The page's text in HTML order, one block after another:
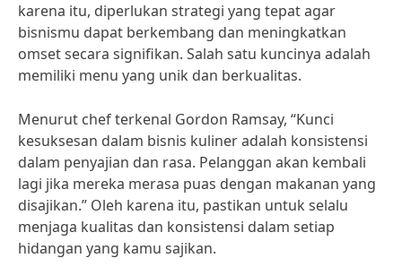
karena itu, diperlukan strategi yang tepat agar
bisnismu dapat berkembang dan meningkatkan
omset secara signifikan. Salah satu kuncinya adalah
memiliki menu yang unik dan berkualitas.
Menurut chef terkenal Gordon Ramsay, “Kunci
kesuksesan dalam bisnis kuliner adalah konsistensi
dalam penyajian dan rasa. Pelanggan akan kembali
lagi jika mereka merasa puas dengan makanan yang
disajikan.” Oleh karena itu, pastikan untuk selalu
menjaga kualitas dan konsistensi dalam setiap
hidangan yang kamu sajikan.